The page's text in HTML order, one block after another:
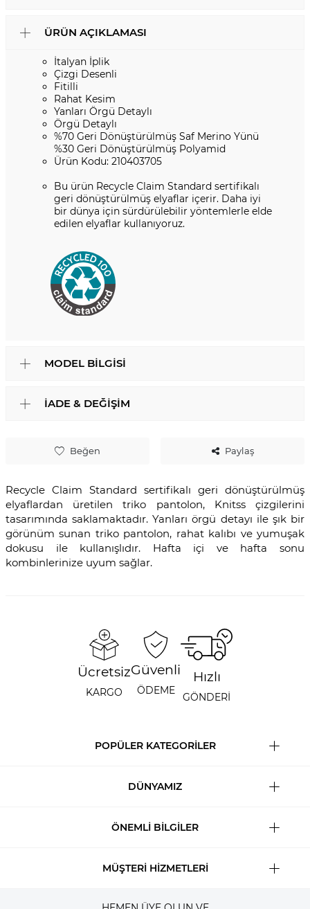
Beğen Paylaş
Recycle Claim Standard sertifikalı geri dönüştürülmüş
elyaflardan üretilen triko pantolon, Knitss çizgilerini
tasarımında saklamaktadır. Yanları örgü detayı ile şık bir
görünüm sunan triko pantolon, rahat kalıbı ve yumuşak
dokusu ile kullanışlıdır. Hafta içi ve hafta sonu
kombinlerinize uyum sağlar.
ÜRÜN AÇIKLAMASI
İtalyan İplik
Çizgi Desenli
Fitilli
Rahat Kesim
Yanları Örgü Detaylı
Örgü Detaylı
%70 Geri Dönüştürülmüş Saf Merino Yünü
%30 Geri Dönüştürülmüş Polyamid
Ürün Kodu: 210403705
Bu ürün Recycle Claim Standard sertifikalı
geri dönüştürülmüş elyaflar içerir. Daha iyi
bir dünya için sürdürülebilir yöntemlerle elde
edilen elyaflar kullanıyoruz.
MODEL BILGISI
İADE & DEĞIŞIM
Ücretsiz
KARGO
Güvenli
ÖDEME
Hızlı
GÖNDERİ
POPÜLER KATEGORİLER
DÜNYAMIZ
ÖNEMLİ BİLGİLER
MÜŞTERİ HİZMETLERİ